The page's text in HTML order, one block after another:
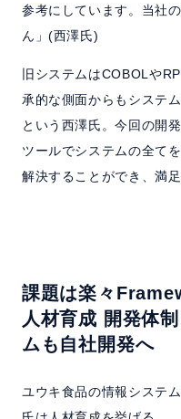
参考にしています。当社
ん」(西澤氏)
旧システムはCOBOLや
承的な側面からもシステ
という西澤氏。今回の開
ツールでシステムの全て
解決することができ、満
課題は楽々
人材育成 開発体
ムも自社開発へ
ユウキ食品の情報システ